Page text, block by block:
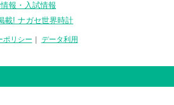
報・入試情報
載! ナガセ世界時計
ポリシー データ利用